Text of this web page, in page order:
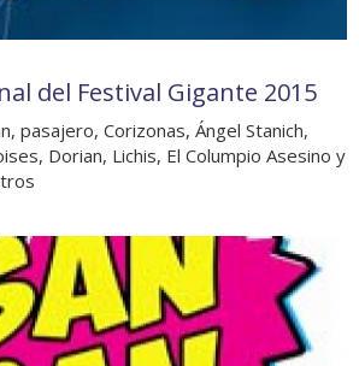
del Festival Gigante 2015
pasajero, Corizonas, Ángel Stanich,
Dorian, Lichis, El Columpio Asesino y